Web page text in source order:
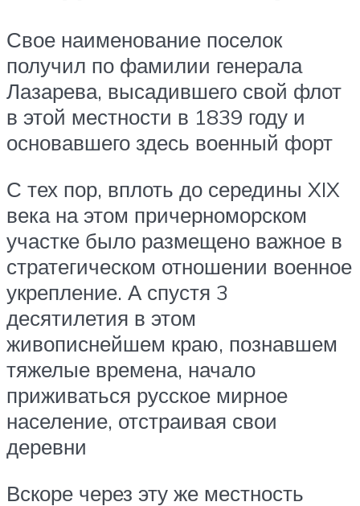
Свое наименование поселок
получил по фамилии генерала
Лазарева, высадившего свой флот
в этой местности в 1839 году и
основавшего здесь военный форт
С тех пор, вплоть до середины XIX
века на этом причерноморском
участке было размещено важное в
стратегическом отношении военное
укрепление. А спустя 3
десятилетия в этом
живописнейшем краю, познавшем
тяжелые времена, начало
приживаться русское мирное
население, отстраивая свои
деревни
Вскоре через эту же местность